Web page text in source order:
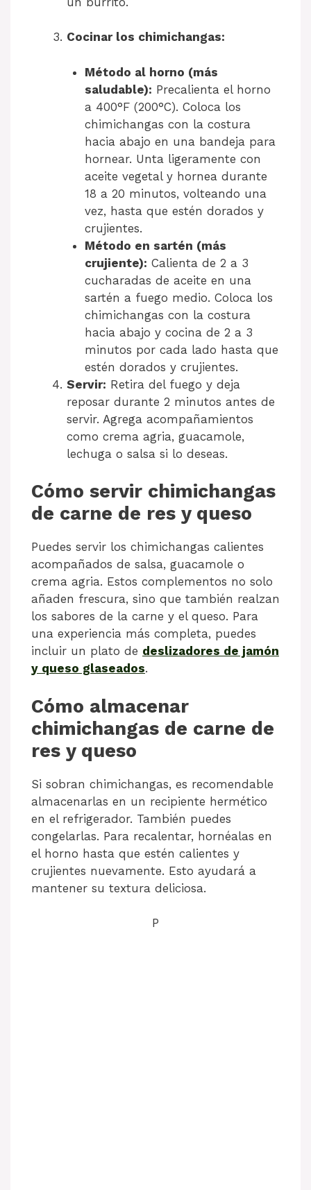
Cocinar los chimichangas:
Método al horno (más
saludable): Precalienta el horno
a 400°F (200°C). Coloca los
chimichangas con la costura
hacia abajo en una bandeja para
hornear. Unta ligeramente con
aceite vegetal y hornea durante
18 a 20 minutos, volteando una
vez, hasta que estén dorados y
crujientes.
Método en sartén (más
crujiente): Calienta de 2 a 3
cucharadas de aceite en una
sartén a fuego medio. Coloca los
chimichangas con la costura
hacia abajo y cocina de 2 a 3
minutos por cada lado hasta que
estén dorados y crujientes.
Servir: Retira del fuego y deja
reposar durante 2 minutos antes de
servir. Agrega acompañamientos
como crema agria, guacamole,
lechuga o salsa si lo deseas.
Cómo servir chimichangas
de carne de res y queso
Puedes servir los chimichangas calientes
acompañados de salsa, guacamole o
crema agria. Estos complementos no solo
añaden frescura, sino que también realzan
los sabores de la carne y el queso. Para
una experiencia más completa, puedes
incluir un plato de deslizadores de jamón
y queso glaseados.
Cómo almacenar
chimichangas de carne de
res y queso
Si sobran chimichangas, es recomendable
almacenarlas en un recipiente hermético
en el refrigerador. También puedes
congelarlas. Para recalentar, hornéalas en
el horno hasta que estén calientes y
crujientes nuevamente. Esto ayudará a
mantener su textura deliciosa.
P